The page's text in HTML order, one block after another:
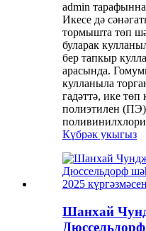
admin
Икесе дә
тормышта төп
буларак
бер тапкыр
арасында.
кулланыла
гадәттә, ике төп
полиэтилен (ПЭ)
Күбрәк укыгыз
Шанхай